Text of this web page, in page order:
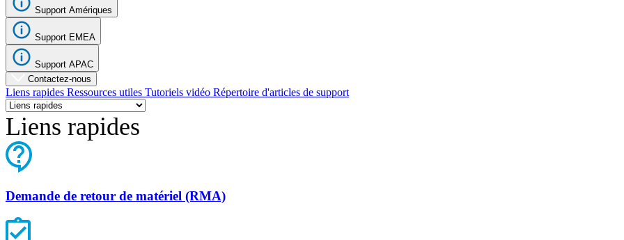
Support Amériques
Support EMEA
Support APAC
Contactez-nous
Liens rapides Ressources utiles Tutoriels vidéo Répertoire d'articles de support
Liens rapides
Demande de retour de matériel (RMA)